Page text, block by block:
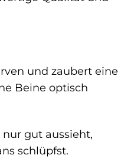
und zaubert eine
Beine optisch
gut aussieht,
schlüpfst.